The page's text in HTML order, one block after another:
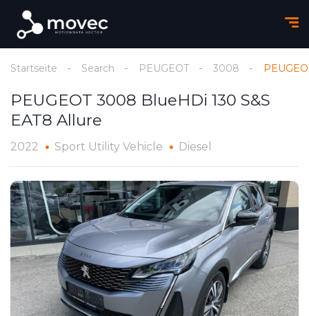
Startseite Search PEUGEOT 3008
PEUGEOT 3008 BlueHDi 130 S&S
EAT8 Allure
2022 Sport Utility Vehicle Diesel